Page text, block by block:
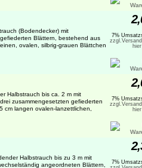
(Bodendecker) mit
Blättern, bestehend aus
ovalen, silbrig-grauen Blättchen
7%
Halbstrauch bis ca. 2 m mit
zusammengesetzten gefiederten
cm langen ovalen-lanzettlichen,
7%
Halbstrauch bis zu 3 m mit
angeordneten Blättern,
7%